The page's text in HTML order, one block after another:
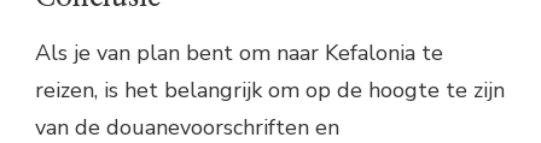
Als je van plan bent om naar Kefalonia te
reizen, is het belangrijk om op de hoogte te zijn
van de douanevoorschriften en